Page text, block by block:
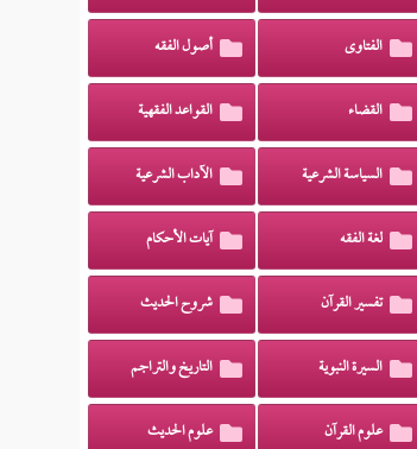
الفتاوى أصول الفقه
القضاء القواعد الفقهية
السياسة الشرعية الآداب الشرعية
لغة الفقه آيات الأحكام
تفسير القرآن شروح الحديث
السيرة النبوية التاريخ والتراجم
علوم القرآن علوم الحديث